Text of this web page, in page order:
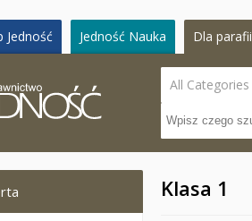
Jedność Jedność Nauka Dla parafii
All Categories
Klasa 1